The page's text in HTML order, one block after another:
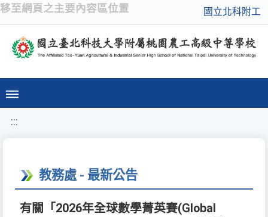
移至網頁之主要內容區位置 國立北科附工
:::
教務處 - 最新公告
有關「2026年全球數學菁英賽(Global